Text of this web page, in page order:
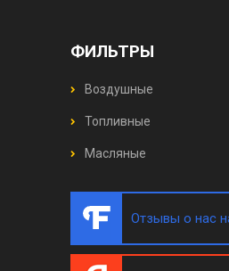
ФИЛЬТРЫ
Воздушные
Топливные
Масляные
Отзывы о нас